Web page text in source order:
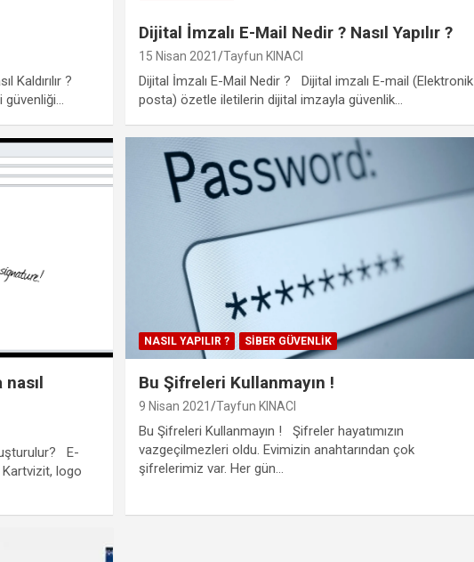
Kaldırılır ?
güvenliği…
Dijital İmzalı E-Mail Nedir ? Nasıl Yapılır ?
15 Nisan 2021 Tayfun KINACI
Dijital İmzalı E-Mail Nedir ? Dijital imzalı E-mail (Elektronik
posta) özetle iletilerin dijital imzayla güvenlik…
E-
logo
NASIL YAPILIR ? SIBER GÜVENLIK
Bu Şifreleri Kullanmayın !
9 Nisan 2021 Tayfun KINACI
Bu Şifreleri Kullanmayın ! Şifreler hayatımızın
vazgeçilmezleri oldu. Evimizin anahtarından çok
şifrelerimiz var. Her gün…